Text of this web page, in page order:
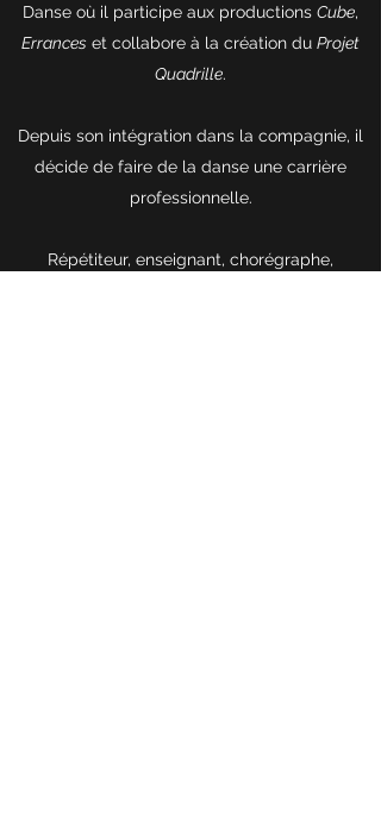
Danse où il participe aux productions Cube,
Errances et collabore à la création du Projet
Quadrille.
Depuis son intégration dans la compagnie, il
décide de faire de la danse une carrière
professionnelle.
Répétiteur, enseignant, chorégraphe,